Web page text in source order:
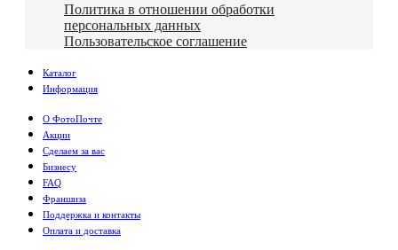
Политика в отношении обработки
персональных данных
Пользовательское соглашение
Каталог
Информация
О ФотоПочте
Акции
Сделаем за вас
Бизнесу
FAQ
Франшиза
Поддержка и контакты
Оплата и доставка